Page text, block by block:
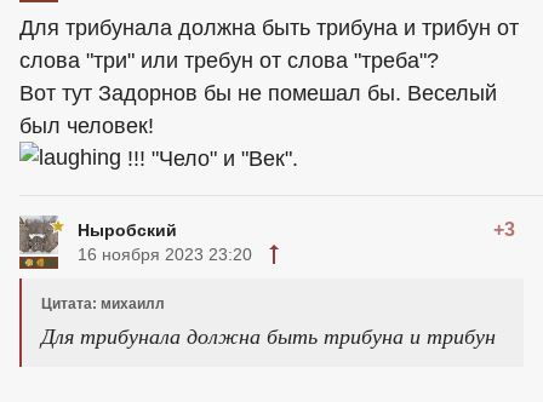
Для трибунала должна быть трибуна и трибун от
слова "три" или требун от слова "треба"?
Вот тут Задорнов бы не помешал бы. Веселый
был человек!
!!! "Чело" и "Век".
Ныробский +3
16 ноября 2023 23:20
Цитата: михаилл
Для трибунала должна быть трибуна и трибун